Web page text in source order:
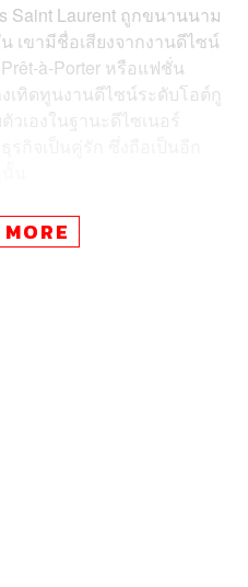
Saint Laurent ถูกขนานนาม
เขามีชื่อเสียงจากงานดีไซน์
Prêt-à-Porter หรือแฟชั่น
เทิดทูนงานดีไซน์ระดับโอต์กู
วเองในฐานะดีไซเนอร์
ะพาทุกคนไปทำความรู้จักกับ
กันให้มากขึ้น ก่อนที่แบรนด์จะ